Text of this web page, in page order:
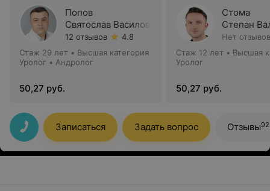
Попов
Святослав Василович
12 отзывов
4.8
Стаж 29 лет • Высшая категория
Уролог • Андролог
50,27 руб.
Стома
Степан
Нет отзывов
Стаж 12 лет • Высшая
Уролог
50,27 руб.
Записаться Задать вопрос Отзывы